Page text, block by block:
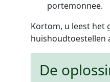
portemonnee.
Kortom, u leest het
huishoudtoestellen
De